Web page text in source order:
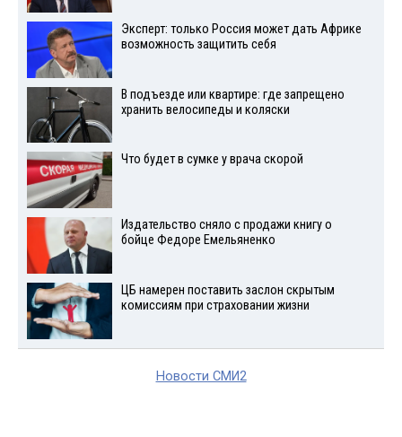
Эксперт: только Россия может дать Африке
возможность защитить себя
В подъезде или квартире: где запрещено
хранить велосипеды и коляски
Что будет в сумке у врача скорой
Издательство сняло с продажи книгу о
бойце Федоре Емельяненко
ЦБ намерен поставить заслон скрытым
комиссиям при страховании жизни
Новости СМИ2